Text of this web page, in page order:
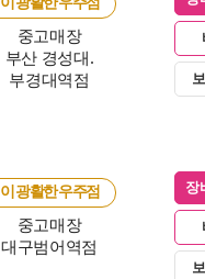
중고매장
부산 경성대.
부경대역점
이 광활한 우주점
중고매장
대구범어역점
장